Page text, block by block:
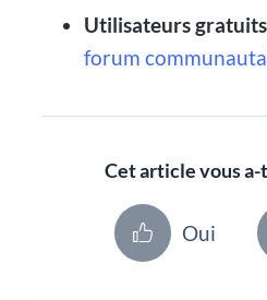
Utilisateurs
forum
Cet article vous
Oui